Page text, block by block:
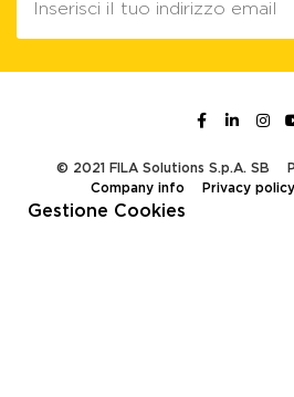
© 2021 FILA Solutions S.p.A. SB
Company info
Privacy policy
Gestione Cookies